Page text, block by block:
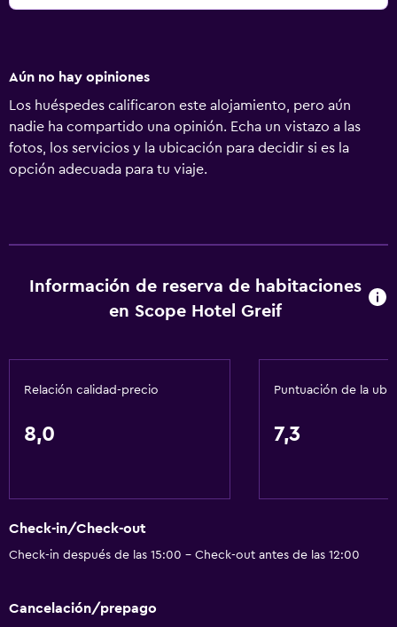
cumple con las prácticas de la Guía para la reapertura de
alquileres vacacionales (DTV y DFV, Alemania)
Aún no hay opiniones
Los huéspedes calificaron este alojamiento, pero aún
nadie ha compartido una opinión. Echa un vistazo a las
fotos, los servicios y la ubicación para decidir si es la
opción adecuada para tu viaje.
Información de reserva de habitaciones
en Scope Hotel Greif
Relación calidad-precio
8,0
Puntuación de la
7,3
Check-in/Check-out
Check-in después de las 15:00 - Check-out antes de las 12:00
Cancelación/prepago